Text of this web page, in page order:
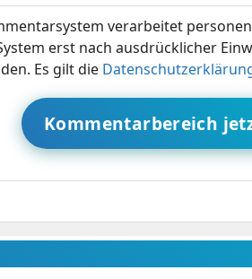
verarbeitet
erst nach ausdrücklicher
Es gilt die
Kommentarbereich